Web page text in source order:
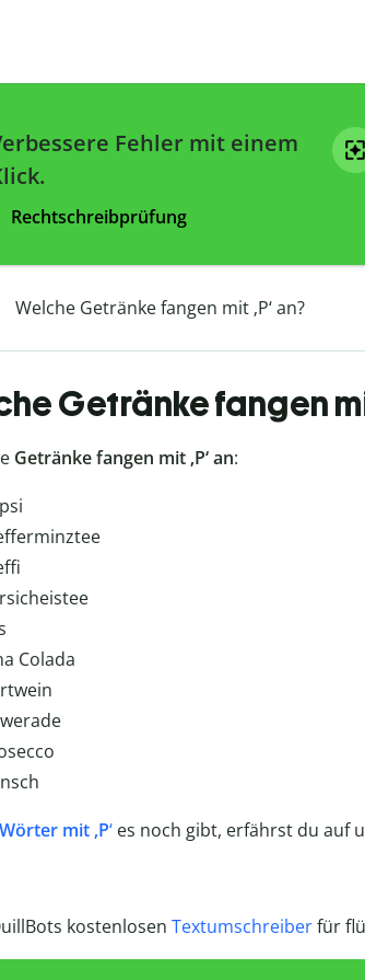
Fehler mit einem
Rechtschreibprüfung
Welche Getränke fangen mit ‚P‘ an?
Getränke fangen mit
Getränke fangen mit ‚P‘ an:
Colada
Wörter mit ‚P‘es noch gibt, erfährst du auf
kostenlosen Textumschreiberfür